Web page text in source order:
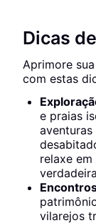
Dicas
Aprimore
com estas
e praias
relaxe
vilarejos